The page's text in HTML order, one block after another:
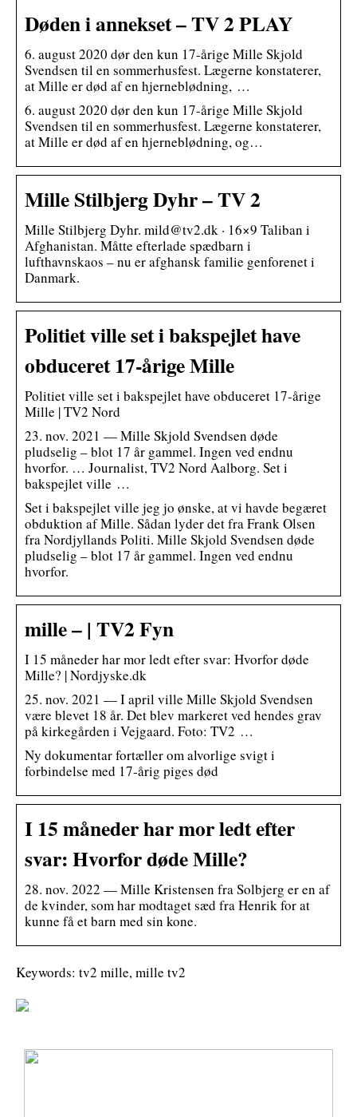
Døden i annekset – TV 2 PLAY
6. august 2020 dør den kun 17-årige Mille Skjold
Svendsen til en sommerhusfest. Lægerne konstaterer,
at Mille er død af en hjerneblødning, …
6. august 2020 dør den kun 17-årige Mille Skjold
Svendsen til en sommerhusfest. Lægerne konstaterer,
at Mille er død af en hjerneblødning, og…
Mille Stilbjerg Dyhr – TV 2
Mille Stilbjerg Dyhr. mild@tv2.dk · 16×9 Taliban i
Afghanistan. Måtte efterlade spædbarn i
lufthavnskaos – nu er afghansk familie genforenet i
Danmark.
Politiet ville set i bakspejlet have
obduceret 17-årige Mille
Politiet ville set i bakspejlet have obduceret 17-årige
Mille | TV2 Nord
23. nov. 2021 — Mille Skjold Svendsen døde
pludselig – blot 17 år gammel. Ingen ved endnu
hvorfor. … Journalist, TV2 Nord Aalborg. Set i
bakspejlet ville …
Set i bakspejlet ville jeg jo ønske, at vi havde begæret
obduktion af Mille. Sådan lyder det fra Frank Olsen
fra Nordjyllands Politi. Mille Skjold Svendsen døde
pludselig – blot 17 år gammel. Ingen ved endnu
hvorfor.
mille – | TV2 Fyn
I 15 måneder har mor ledt efter svar: Hvorfor døde
Mille? | Nordjyske.dk
25. nov. 2021 — I april ville Mille Skjold Svendsen
være blevet 18 år. Det blev markeret ved hendes grav
på kirkegården i Vejgaard. Foto: TV2 …
Ny dokumentar fortæller om alvorlige svigt i
forbindelse med 17-årig piges død
I 15 måneder har mor ledt efter
svar: Hvorfor døde Mille?
28. nov. 2022 — Mille Kristensen fra Solbjerg er en af
de kvinder, som har modtaget sæd fra Henrik for at
kunne få et barn med sin kone.
Keywords: tv2 mille, mille tv2